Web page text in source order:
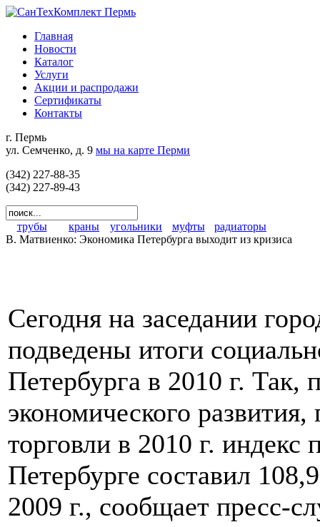
Главная
Новости
Каталог
Услуги
Акции и распродажи
Сертификаты
Контакты
г. Пермь
ул. Семченко, д. 9 мы на карте Перми
(342) 227-88-35
(342) 227-89-43
трубы краны угольники муфты
радиаторы
В. Матвиенко: Экономика Петербурга выходит из кризиса
Сегодня на заседании
подведены итоги
Петербурга в 2010 г.
экономического
торговли в 2010 г.
Петербурге составил
2009 г., сообщает пресс-